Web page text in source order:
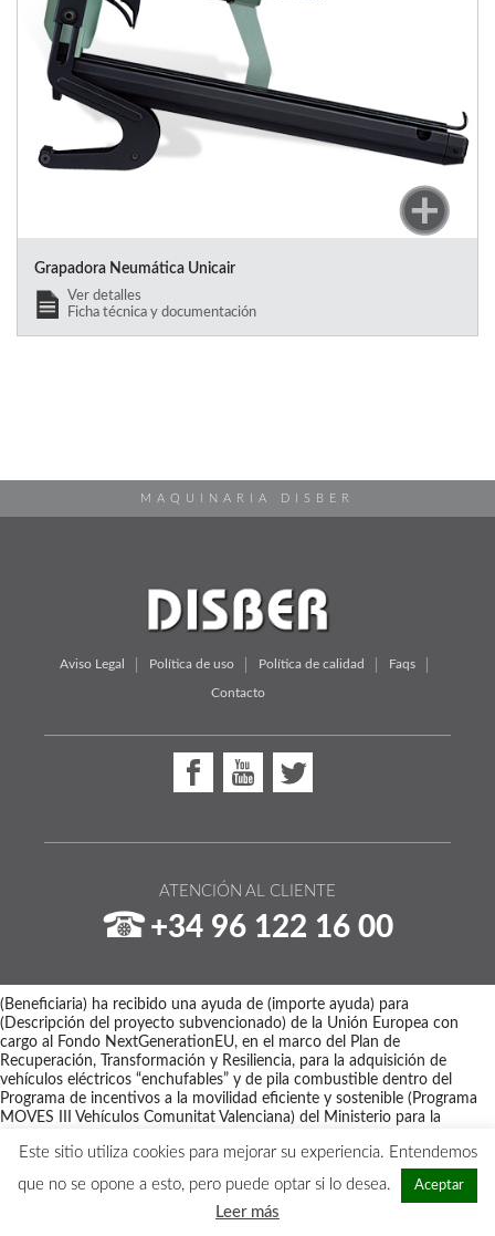
Grapadora Neumática Unicair
Ver detalles
Ficha técnica y documentación
MAQUINARIA DISBER
Aviso Legal Política de uso Política de calidad Faqs
Contacto
ATENCIÓN AL CLIENTE
+34 96 122 16 00
(Beneficiaria) ha recibido una ayuda de (importe ayuda) para
(Descripción del proyecto subvencionado) de la Unión Europea con
cargo al Fondo NextGenerationEU, en el marco del Plan de
Recuperación, Transformación y Resiliencia, para la adquisición de
vehículos eléctricos “enchufables” y de pila combustible dentro del
Programa de incentivos a la movilidad eficiente y sostenible (Programa
MOVES III Vehículos Comunitat Valenciana) del Ministerio para la
gestionado por el Instituto Valenciano de Competitividad Empresarial
Copyright © 2026 - Maquinaria Disber
Este sitio utiliza cookies para mejorar su experiencia. Entendemos
que no se opone a esto, pero puede optar si lo desea.
Aceptar
Leer más